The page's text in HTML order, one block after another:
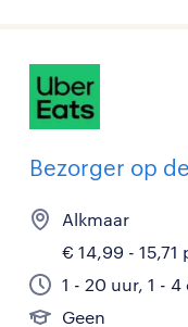
Bezorger op
Alkmaar
€ 14,99 - 15,71
1 - 20 uur, 1 - 4
Geen